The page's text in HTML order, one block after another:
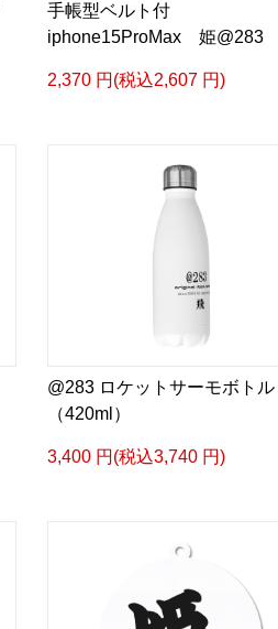
手帳型ベルト付
iphone15ProMax 姫@283
2,370 円(税込2,607 円)
@283 ロケットサーモボトル
（420ml）
3,400 円(税込3,740 円)